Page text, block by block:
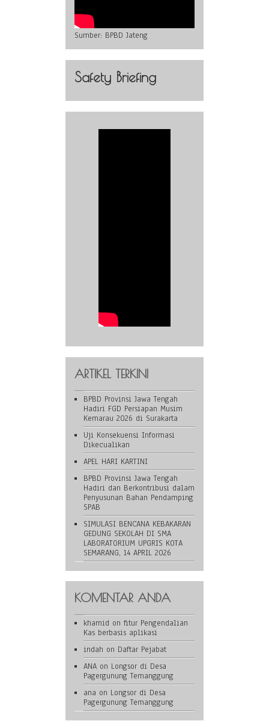
Sumber: BPBD Jateng
Safety Briefing
ARTIKEL TERKINI
BPBD Provinsi Jawa Tengah
Hadiri FGD Persiapan Musim
Kemarau 2026 di Surakarta
Uji Konsekuensi Informasi
Dikecualikan
APEL HARI KARTINI
BPBD Provinsi Jawa Tengah
Hadiri dan Berkontribusi dalam
Penyusunan Bahan Pendamping
SPAB
SIMULASI BENCANA KEBAKARAN
GEDUNG SEKOLAH DI SMA
LABORATORIUM UPGRIS KOTA
SEMARANG, 14 APRIL 2026
KOMENTAR ANDA
khamid on fitur Pengendalian
Kas berbasis aplikasi
indah on Daftar Pejabat
ANA on Longsor di Desa
Pagergunung Temanggung
ana on Longsor di Desa
Pagergunung Temanggung